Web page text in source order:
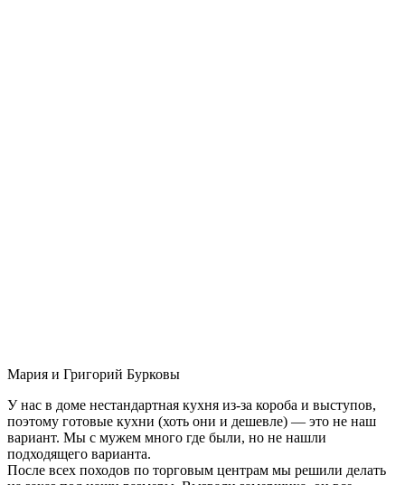
Мария и Григорий Бурковы
У нас в доме нестандартная кухня из-за короба и выступов,
поэтому готовые кухни (хоть они и дешевле) — это не наш
вариант. Мы с мужем много где были, но не нашли
подходящего варианта.
После всех походов по торговым центрам мы решили делать